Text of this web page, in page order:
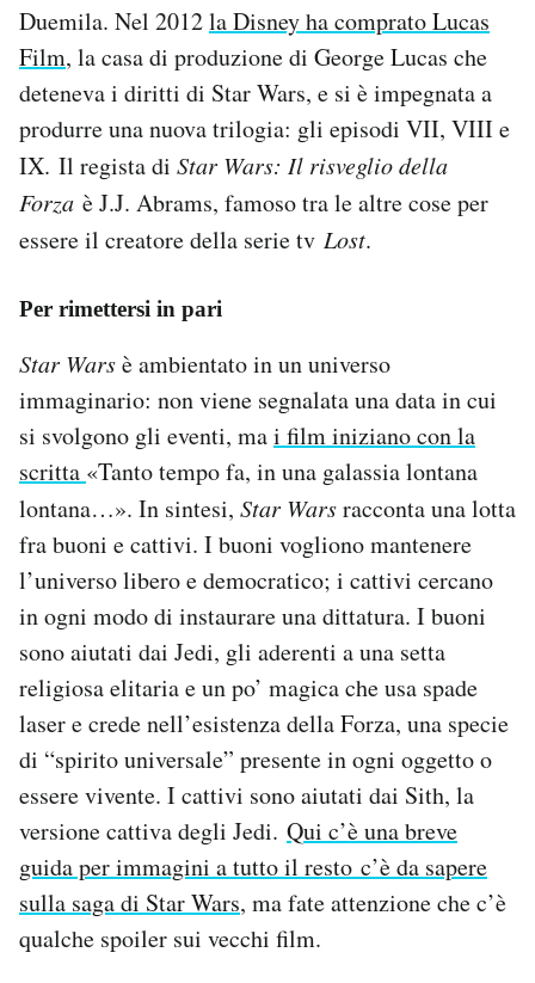
Duemila. Nel 2012la Disney ha comprato Lucas
Film, la casa di produzione di George Lucas che
deteneva i diritti di Star Wars, e si è impegnata a
produrre una nuova trilogia: gli episodi VII, VIII e
IX. Il regista di Star Wars: Il risveglio della
Forza è J.J. Abrams, famoso tra le altre cose per
essere il creatore della serie tv Lost.
Per rimettersi in pari
Star Warsè ambientato in un universo
immaginario: non viene segnalata una data in cui
si svolgono gli eventi, mai film iniziano con la
scritta «Tanto tempo fa, in una galassia lontana
lontana…». In sintesi, Star Warsracconta una lotta
fra buoni e cattivi. I buoni vogliono mantenere
l’universo libero e democratico; i cattivi cercano
in ogni modo di instaurare una dittatura. I buoni
sono aiutati dai Jedi, gli aderenti a una setta
religiosa elitaria e un po’ magica che usa spade
laser e crede nell’esistenza della Forza, una specie
di “spirito universale” presente in ogni oggetto o
essere vivente. I cattivi sono aiutati dai Sith, la
versione cattiva degli Jedi. Qui c’è una breve
guida per immagini a tutto il resto c’è da sapere
sulla saga di Star Wars, ma fate attenzione che c’è
qualche spoiler sui vecchi film.